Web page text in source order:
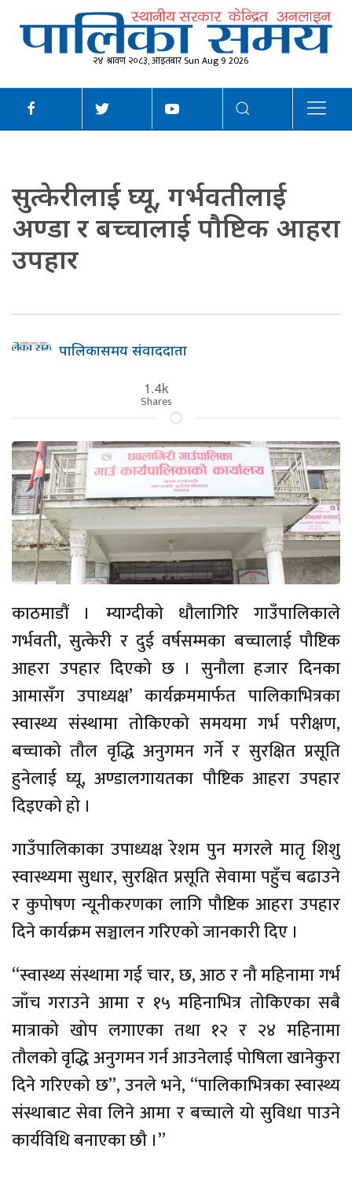
२४ श्रावण २०८३, आइतबार Sun Aug 9 2026
सुत्केरीलाई घ्यू, गर्भवतीलाई
अण्डा र बच्चालाई पौष्टिक आहरा
उपहार
पालिकासमय संवाददाता
1.4k
Shares
काठमाडौं । म्याग्दीको धौलागिरि गाउँपालिकाले
गर्भवती, सुत्केरी र दुई वर्षसम्मका बच्चालाई पौष्टिक
आहरा उपहार दिएको छ । सुनौला हजार दिनका
आमासँग उपाध्यक्ष’ कार्यक्रममार्फत पालिकाभित्रका
स्वास्थ्य संस्थामा तोकिएको समयमा गर्भ परीक्षण,
बच्चाको तौल वृद्धि अनुगमन गर्ने र सुरक्षित प्रसूति
हुनेलाई घ्यू, अण्डालगायतका पौष्टिक आहरा उपहार
दिइएको हो ।
गाउँपालिकाका उपाध्यक्ष रेशम पुन मगरले मातृ शिशु
स्वास्थ्यमा सुधार, सुरक्षित प्रसूति सेवामा पहुँच बढाउने
र कुपोषण न्यूनीकरणका लागि पौष्टिक आहरा उपहार
दिने कार्यक्रम सञ्चालन गरिएको जानकारी दिए ।
“स्वास्थ्य संस्थामा गई चार, छ, आठ र नौ महिनामा गर्भ
जाँच गराउने आमा र १५ महिनाभित्र तोकिएका सबै
मात्राको खोप लगाएका तथा १२ र २४ महिनामा
तौलको वृद्धि अनुगमन गर्न आउनेलाई पोषिला खानेकुरा
दिने गरिएको छ”, उनले भने, “पालिकाभित्रका स्वास्थ्य
संस्थाबाट सेवा लिने आमा र बच्चाले यो सुविधा पाउने
कार्यविधि बनाएका छौ ।”